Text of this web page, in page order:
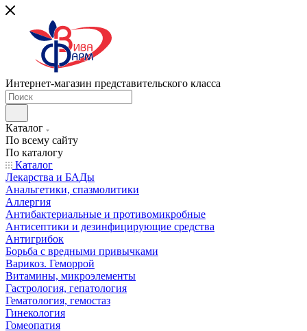
Интернет-магазин представительского класса
Каталог
По всему сайту
По каталогу
Каталог
Лекарства и БАДы
Анальгетики, спазмолитики
Аллергия
Антибактериальные и противомикробные
Антисептики и дезинфицирующие средства
Антигрибок
Борьба с вредными привычками
Варикоз. Геморрой
Витамины, микроэлементы
Гастрология, гепатология
Гематология, гемостаз
Гинекология
Гомеопатия